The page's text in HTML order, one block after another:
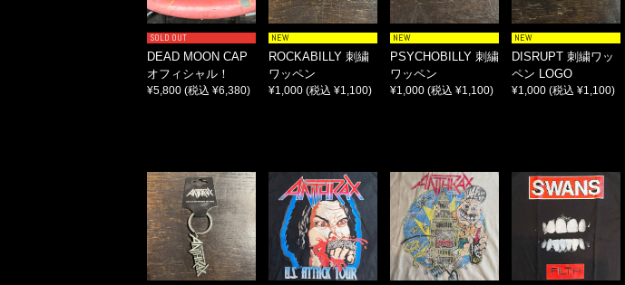
SOLD OUT
DEAD MOON CAP
オフィシャル！
¥5,800 (税込 ¥6,380)
NEW
ROCKABILLY 刺繍
ワッペン
¥1,000 (税込 ¥1,100)
NEW
PSYCHOBILLY 刺繍
ワッペン
¥1,000 (税込 ¥1,100)
NEW
DISRUPT 刺繍ワッ
ペン LOGO
¥1,000 (税込 ¥1,100)